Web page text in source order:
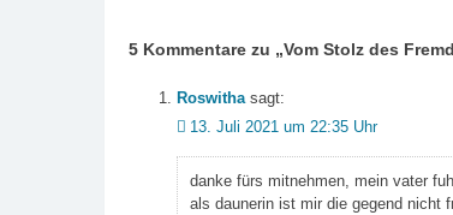
5 Kommentare zu „Vom Stolz des
Roswitha sagt:
13. Juli 2021 um 22:35 Uhr
danke fürs mitnehmen, mein vater
als daunerin ist mir die gegend nicht